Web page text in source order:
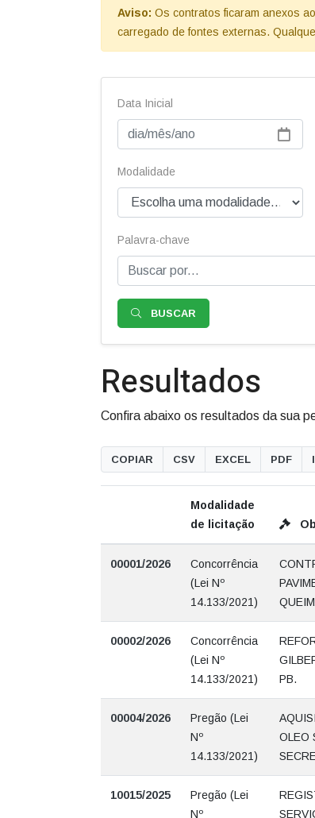
Aviso: Os contratos ficaram anexos
carregado de fontes externas.
Data Inicial
Modalidade
Palavra-chave
BUSCAR
Resultados
Confira abaixo os resultados da sua
COPIAR CSV EXCEL PDF
Modalidade
de licitação
00001/2026
Concorrência
(Lei Nº
14.133/2021)
00002/2026
Concorrência
(Lei Nº
14.133/2021)
PB.
00004/2026
Pregão (Lei
Nº
14.133/2021)
OLEO
10015/2025
Pregão (Lei
Nº